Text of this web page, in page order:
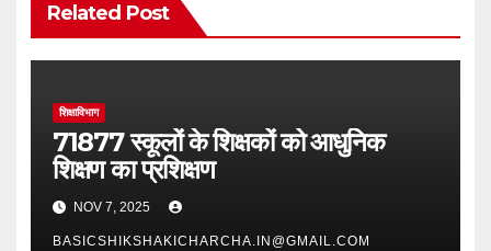
Related Post
शिक्षाविभाग
71877 स्कूलों के शिक्षकों को आधुनिक
शिक्षण का प्रशिक्षण
NOV 7, 2025
BASICSHIKSHAKICHARCHA.IN@GMAIL.COM